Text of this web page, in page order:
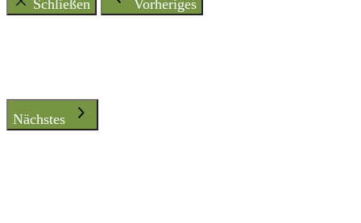
Schließen Vorheriges
Nächstes